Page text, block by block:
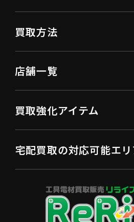
買取方法
店舗一覧
買取強化アイテム
宅配買取の対応可能エリ